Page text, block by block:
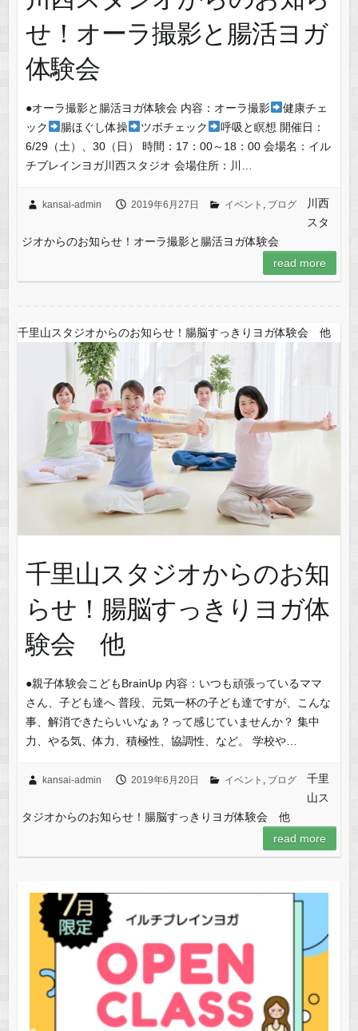
せ！オーラ撮影と腸活ヨガ
体験会
●オーラ撮影と腸活ヨガ体験会 内容：オーラ撮影
健康チェ
ック
腸ほぐし体操 ツボチェック
呼吸と瞑想 開催日：
6/29（土）、30（日） 時間：17：00～18：00 会場名：イル
チブレインヨガ川西スタジオ 会場住所：川…
kansai-admin 2019年6月27日 イベント ブログ
川西
スタ
ジオからのお知らせ！オーラ撮影と腸活ヨガ体験会
read more
千里山スタジオからのお知らせ！腸脳すっきりヨガ体験会 他
千里山スタジオからのお知
らせ！腸脳すっきりヨガ体
験会 他
●親子体験会こどもBrainUp 内容：いつも頑張っているママ
さん、子ども達へ 普段、元気一杯の子ども達ですが、こんな
事、解消できたらいいなぁ？って感じていませんか？ 集中
力、やる気、体力、積極性、協調性、など。 学校や…
kansai-admin 2019年6月20日 イベント , ブログ
千里
山ス
タジオからのお知らせ！腸脳すっきりヨガ体験会 他
read more